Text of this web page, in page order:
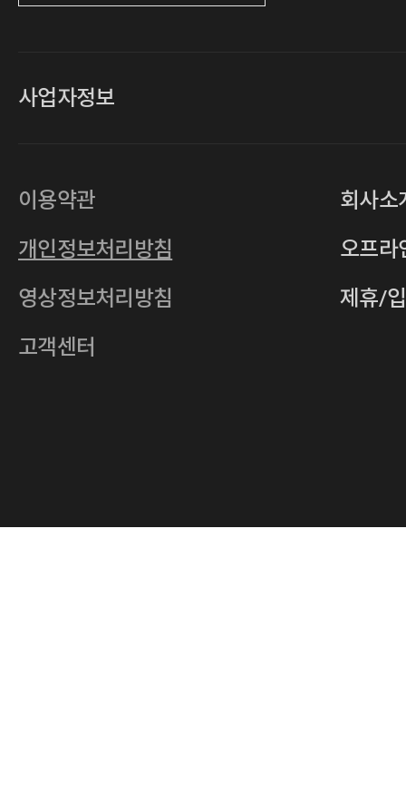
사업자정보
사업자등록번호
통신판매업 2011-서울중구-0149
주소 서울특별시 중구 다산로14길 12 (신당
호스팅사업자
이용약관
개인정보처리방침
영상정보처리방침
고객센터
회사소
오프라
제휴/